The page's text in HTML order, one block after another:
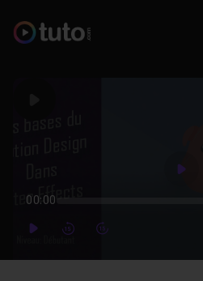
Play
00:00
PlayForwardForward